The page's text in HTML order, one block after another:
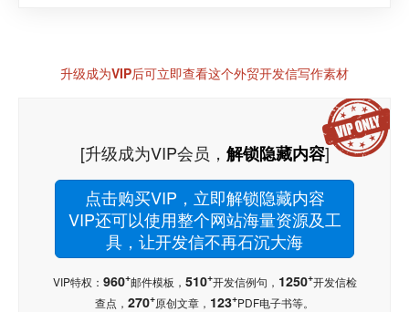
升级成为VIP后可立即查看这个外贸开发信写作素材
[升级成为VIP会员， 解锁隐藏内容]
点击购买VIP，立即解锁隐藏内容
VIP还可以使用整个网站海量资源及工
具，让开发信不再石沉大海
VIP特权： 960+邮件模板， 510+开发信例句， 1250+开发信检
查点， 270+原创文章， 123+PDF电子书等。